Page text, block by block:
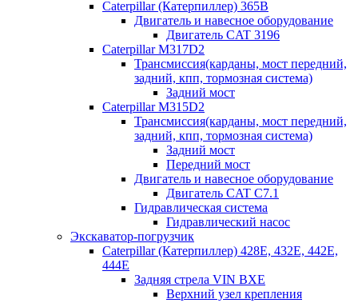
Caterpillar (Катерпиллер) 365B
Двигатель и навесное оборудование
Двигатель CAT 3196
Caterpillar M317D2
Трансмиссия(карданы, мост передний,
задний, кпп, тормозная система)
Задний мост
Caterpillar M315D2
Трансмиссия(карданы, мост передний,
задний, кпп, тормозная система)
Задний мост
Передний мост
Двигатель и навесное оборудование
Двигатель CAT C7.1
Гидравлическая система
Гидравлический насос
Экскаватор-погрузчик
Caterpillar (Катерпиллер) 428E, 432E, 442E,
444E
Задняя стрела VIN BXE
Верхний узел крепления